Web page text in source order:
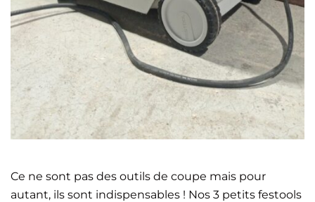
Ce ne sont pas des outils de coupe mais pour
autant, ils sont indispensables ! Nos 3 petits festools